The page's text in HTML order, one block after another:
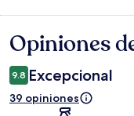
Opiniones
Opiniones
9.8 Excepcional
39 opiniones